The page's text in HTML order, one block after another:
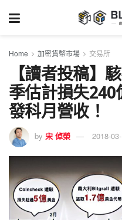
Home 加密貨幣市場 交易所
【讀者投稿】
季估計損失
發科月營收！
by 宋 倬榮 2018-